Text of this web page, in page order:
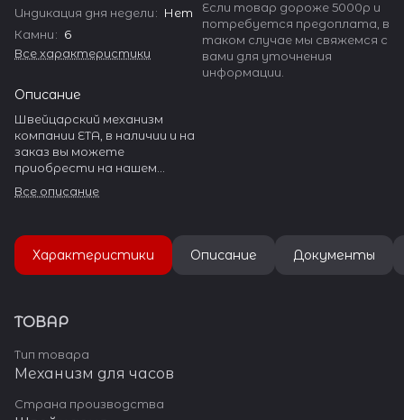
Индикация дня недели: Нет
Камни: 6
Все характеристики
Описание
Швейцарский механизм
компании ETA, в наличии и на
заказ вы можете
приобрести на нашем
огромное количество
Она занимает более 50% в
производстве механизмов
15 фабрик ETA находится в
Франции, и по одному в
Германии, Малайзии и
фабрики производят
Все описание
Если товар дороже 5000р и
потребуется предоплата, в
таком случае мы свяжемся с
вами для уточнения
информации.
Характеристики Описание Документы
ТОВАР
Тип товара
Механизм для часов
Страна производства